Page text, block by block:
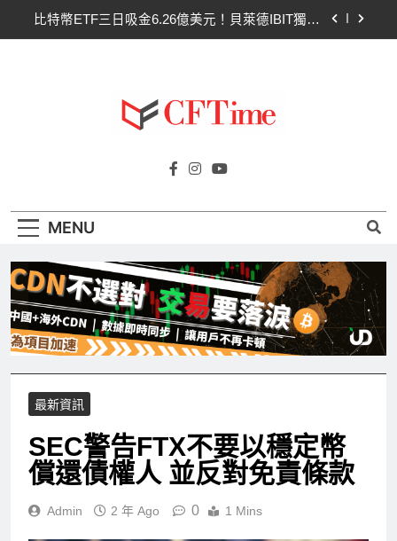
比特幣ETF三日吸金6.26億美元！貝萊德IBIT獨佔
以太幣區間壓縮！100日均線1,920成關鍵 期貨槓
桿比率逼近0.65
比特幣ETF三日吸金6.26億美元！貝萊德IBIT獨佔
CLARITY法案最後闖關！開發者免責與總統道德條
Cftime.io
AI（ChatGPT）、區塊鏈、NFT、加密貨
MENU
最新資訊
SEC警告FTX不要以穩定幣
償還債權人 並反對免責條款
Admin 2 年 Ago 0 1 Mins